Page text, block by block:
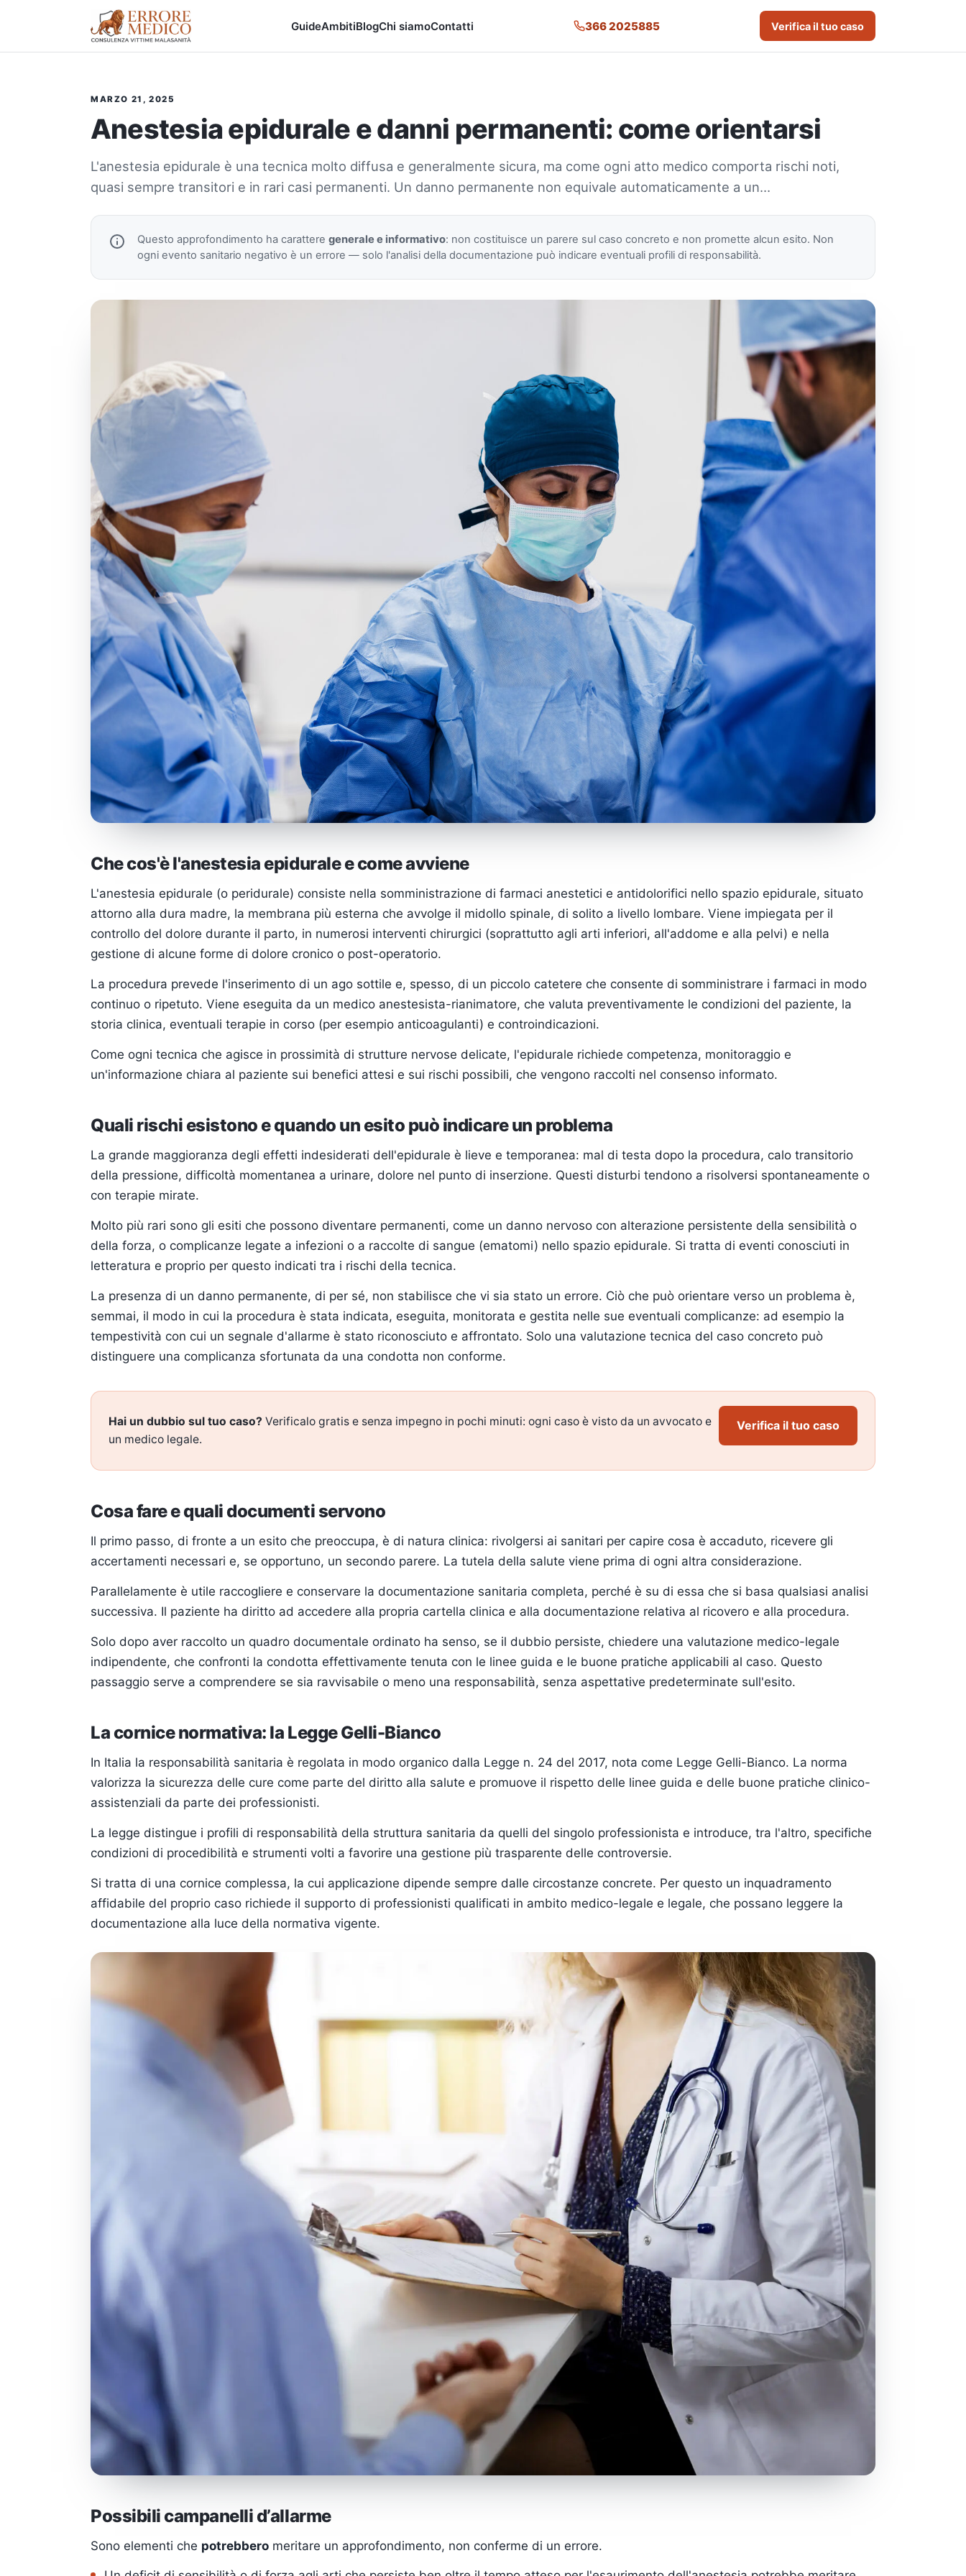
GuideAmbitiBlogChi siamoContatti 366 2025885 Verifica il tuo caso
MARZO 21, 2025
Anestesia epidurale e danni permanenti: come orientarsi
L'anestesia epidurale è una tecnica molto diffusa e generalmente sicura, ma come ogni atto medico comporta rischi noti,
quasi sempre transitori e in rari casi permanenti. Un danno permanente non equivale automaticamente a un…
Questo approfondimento ha carattere generale e informativo: non costituisce un parere sul caso concreto e non promette alcun esito. Non
ogni evento sanitario negativo è un errore — solo l'analisi della documentazione può indicare eventuali profili di responsabilità.
Che cos'è l'anestesia epidurale e come avviene
L'anestesia epidurale (o peridurale) consiste nella somministrazione di farmaci anestetici e antidolorifici nello spazio epidurale, situato
attorno alla dura madre, la membrana più esterna che avvolge il midollo spinale, di solito a livello lombare. Viene impiegata per il
controllo del dolore durante il parto, in numerosi interventi chirurgici (soprattutto agli arti inferiori, all'addome e alla pelvi) e nella
gestione di alcune forme di dolore cronico o post-operatorio.
La procedura prevede l'inserimento di un ago sottile e, spesso, di un piccolo catetere che consente di somministrare i farmaci in modo
continuo o ripetuto. Viene eseguita da un medico anestesista-rianimatore, che valuta preventivamente le condizioni del paziente, la
storia clinica, eventuali terapie in corso (per esempio anticoagulanti) e controindicazioni.
Come ogni tecnica che agisce in prossimità di strutture nervose delicate, l'epidurale richiede competenza, monitoraggio e
un'informazione chiara al paziente sui benefici attesi e sui rischi possibili, che vengono raccolti nel consenso informato.
Quali rischi esistono e quando un esito può indicare un problema
La grande maggioranza degli effetti indesiderati dell'epidurale è lieve e temporanea: mal di testa dopo la procedura, calo transitorio
della pressione, difficoltà momentanea a urinare, dolore nel punto di inserzione. Questi disturbi tendono a risolversi spontaneamente o
con terapie mirate.
Molto più rari sono gli esiti che possono diventare permanenti, come un danno nervoso con alterazione persistente della sensibilità o
della forza, o complicanze legate a infezioni o a raccolte di sangue (ematomi) nello spazio epidurale. Si tratta di eventi conosciuti in
letteratura e proprio per questo indicati tra i rischi della tecnica.
La presenza di un danno permanente, di per sé, non stabilisce che vi sia stato un errore. Ciò che può orientare verso un problema è,
semmai, il modo in cui la procedura è stata indicata, eseguita, monitorata e gestita nelle sue eventuali complicanze: ad esempio la
tempestività con cui un segnale d'allarme è stato riconosciuto e affrontato. Solo una valutazione tecnica del caso concreto può
distinguere una complicanza sfortunata da una condotta non conforme.
Hai un dubbio sul tuo caso? Verificalo gratis e senza impegno in pochi minuti: ogni caso è visto da un avvocato e
un medico legale.
Verifica il tuo caso
Cosa fare e quali documenti servono
Il primo passo, di fronte a un esito che preoccupa, è di natura clinica: rivolgersi ai sanitari per capire cosa è accaduto, ricevere gli
accertamenti necessari e, se opportuno, un secondo parere. La tutela della salute viene prima di ogni altra considerazione.
Parallelamente è utile raccogliere e conservare la documentazione sanitaria completa, perché è su di essa che si basa qualsiasi analisi
successiva. Il paziente ha diritto ad accedere alla propria cartella clinica e alla documentazione relativa al ricovero e alla procedura.
Solo dopo aver raccolto un quadro documentale ordinato ha senso, se il dubbio persiste, chiedere una valutazione medico-legale
indipendente, che confronti la condotta effettivamente tenuta con le linee guida e le buone pratiche applicabili al caso. Questo
passaggio serve a comprendere se sia ravvisabile o meno una responsabilità, senza aspettative predeterminate sull'esito.
La cornice normativa: la Legge Gelli-Bianco
In Italia la responsabilità sanitaria è regolata in modo organico dalla Legge n. 24 del 2017, nota come Legge Gelli-Bianco. La norma
valorizza la sicurezza delle cure come parte del diritto alla salute e promuove il rispetto delle linee guida e delle buone pratiche clinico-
assistenziali da parte dei professionisti.
La legge distingue i profili di responsabilità della struttura sanitaria da quelli del singolo professionista e introduce, tra l'altro, specifiche
condizioni di procedibilità e strumenti volti a favorire una gestione più trasparente delle controversie.
Si tratta di una cornice complessa, la cui applicazione dipende sempre dalle circostanze concrete. Per questo un inquadramento
affidabile del proprio caso richiede il supporto di professionisti qualificati in ambito medico-legale e legale, che possano leggere la
documentazione alla luce della normativa vigente.
Possibili campanelli d’allarme
Sono elementi che potrebbero meritare un approfondimento, non conferme di un errore.